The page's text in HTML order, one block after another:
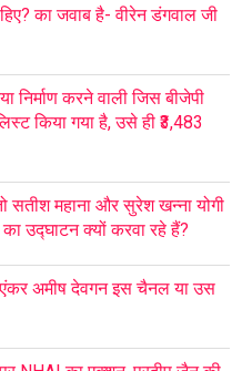
का जवाब है- वीरेन डंगवाल जी
करने वाली जिस बीजेपी
किया गया है, उसे ही ₹3,483
सतीश महाना और सुरेश खन्ना योगी
उद्घाटन क्यों करवा रहे हैं?
एंकर अमीष देवगन इस चैनल या उस